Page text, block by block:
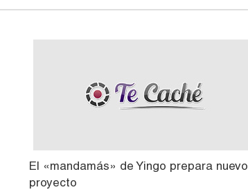
El «mandamás» de Yingo prepara nuevo
proyecto